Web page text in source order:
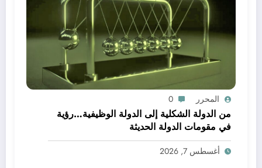
المحرر 0
من الدولة الشكلية إلى الدولة الوظيفية…رؤية
في مقومات الدولة الحديثة
أغسطس 7, 2026